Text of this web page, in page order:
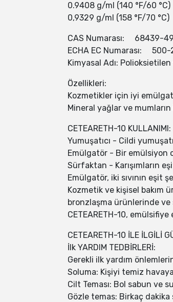
0.9408 g/ml (140 °F/60 °C)
0,9329 g/ml (158 °F/70 °C)
CAS Numarası: 68439-
ECHA EC Numarası:
Kimyasal Adı:
Özellikleri:
Kozmetikler için iyi
Mineral yağlar ve
CETEARETH-10 KULLANIMI:
Yumuşatıcı - Cildi
Emülgatör - Bir emülsiyon
Sürfaktan - Karışımların
Emülgatör, iki sıvının eşit
Kozmetik ve kişisel bakım
bronzlaşma ürünlerinde ve
CETEARETH-10,
CETEARETH-10 İLE İLGİLİ
İlk YARDIM TEDBİRLERİ:
Gerekli ilk yardım
Soluma: Kişiyi temiz
Cilt Teması: Bol sabun ve
Gözle temas: Birkaç